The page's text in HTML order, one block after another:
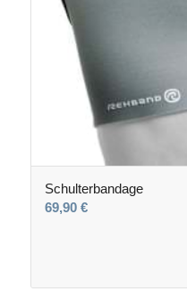
Schulterbandage
69,90 €